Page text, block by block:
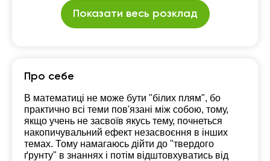
16:30
18:30
19:00
19:30
18:00
20:00
Показати весь розклад
Про себе
В математиці не може бути "білих плям", бо
практично всі теми пов'язані між собою, тому,
якщо учень не засвоїв якусь тему, почнеться
накопичувальний ефект незасвоєння в інших
темах. Тому намагаюсь дійти до "твердого
ґрунту" в знаннях і потім відштовхуватись від